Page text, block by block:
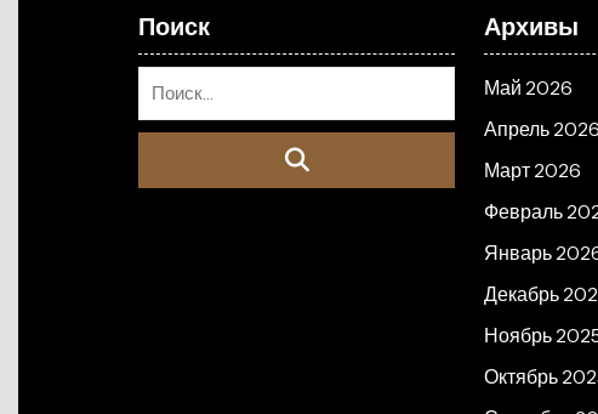
Поиск Архивы
Май 2026
Апрель 2026
Март 2026
Февраль
Январь
Декабрь
Ноябрь
Октябрь